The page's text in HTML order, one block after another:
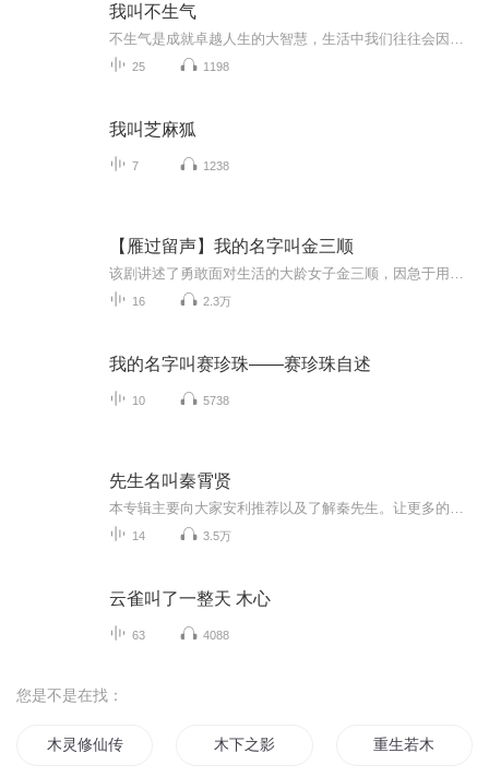
我叫不生气
25 1198
我叫芝麻狐
7 1238
【雁过留声】我的名字叫金三顺
16 2.3万
我的名字叫赛珍珠——赛珍珠自述
10 5738
先生名叫秦霄贤
14 3.5万
云雀叫了一整天 木心
63 4088
您是不是在找：
木灵修仙传 木下之影 重生若木